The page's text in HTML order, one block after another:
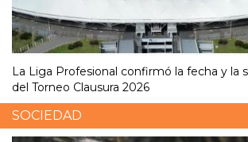
La Liga Profesional confirmó la fecha y la
del Torneo Clausura 2026
SOCIEDAD